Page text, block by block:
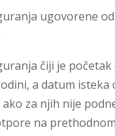
ugovorene
čiji je
a datum isteka
ako za njih nije
na